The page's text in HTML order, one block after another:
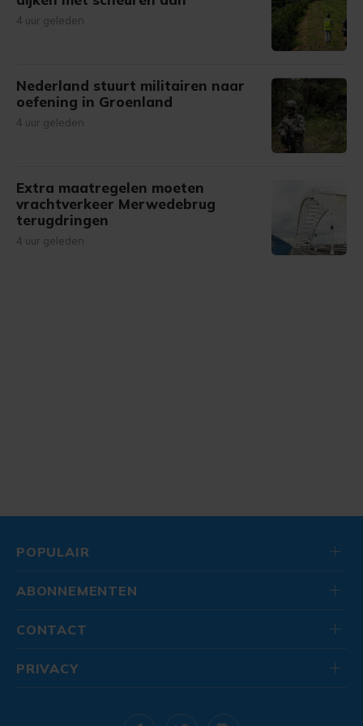
4 uur geleden
Nederland stuurt militairen naar
oefening in Groenland
4 uur geleden
Extra maatregelen moeten
vrachtverkeer Merwedebrug
terugdringen
4 uur geleden
POPULAIR
ABONNEMENTEN
CONTACT
PRIVACY